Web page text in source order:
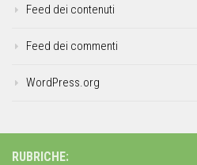
Feed dei contenuti
Feed dei commenti
WordPress.org
RUBRICHE: